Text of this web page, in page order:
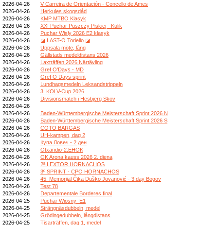
2026-04-26
V Carreira de Orientación - Concello de Ames
2026-04-26
Herkules skogsdåd
2026-04-26
KMP MTBO Klasyk
2026-04-26
XXI Puchar Puszczy Piskiej - Kulik
2026-04-26
Puchar Wisły 2026 E2 klasyk
2026-04-26
◪ LAST-O Toriello ◪
2026-04-26
Uppsala möte, lång
2026-04-26
Gällstads medeldistans 2026
2026-04-26
Laxträffen 2026 Närtävling
2026-04-26
Gref O'Days - MD
2026-04-26
Gref O Days sprint
2026-04-26
Lundhagsmedeln Leksandstrippeln
2026-04-26
3. KOLV-Cup 2026
2026-04-26
Divisionsmatch i Hesbjerg Skov
2026-04-26
2026-04-26
Baden-Württembergische Meisterschaft Sprint 2026 N
2026-04-26
Baden-Württembergische Meisterschaft Sprint 2026 S
2026-04-26
COTO BARGAS
2026-04-26
UH-kampen, dag 2
2026-04-26
Купа Ловеч - 2 ден
2026-04-26
Otxandio-2.EHOK
2026-04-26
OK Arona kauss 2026 2. diena
2026-04-26
2ª LEXTOR HORNACHOS
2026-04-26
3º SPRINT - CPO HORNACHOS
2026-04-26
45. Memorijal Čika Duško Jovanović - 3.day Bogov
2026-04-26
Test 78
2026-04-26
Departementale Borderes final
2026-04-25
Puchar Wiosny_E1
2026-04-25
Strängnäsdubbeln, medel
2026-04-25
Grödingedubbeln, långdistans
2026-04-25
Tisarträffen, dag 1, medel